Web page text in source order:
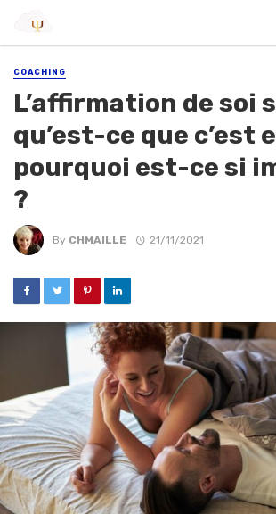
COACHING
L’affirmation de soi
qu’est-ce que c’est
pourquoi est-ce si
?
By CHMAILLE 21/11/2021